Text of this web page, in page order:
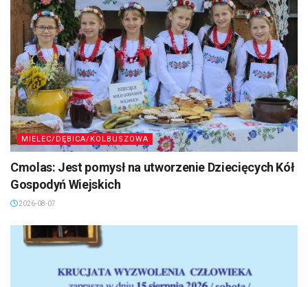
MIELEC/DĘBICA/KOLBUSZOWA
Cmolas: Jest pomysł na utworzenie Dziecięcych Kół
Gospodyń Wiejskich
2026-08-07